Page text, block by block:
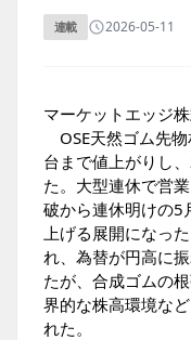
連載 2026-05-11
マーケットエッジ
OSE天然ゴム先
台まで値上がりし
た。大型連休で営
破から連休明けの5
上げる展開になっ
れ、為替が円高に
たが、合成ゴムの
界的な株高環境な
れた。